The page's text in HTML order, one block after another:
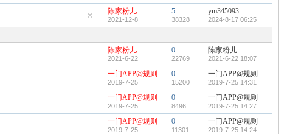
陈家粉儿
2021-12-8
5
38328
ym345093
2024-8-17 06:25
陈家粉儿
2021-6-22
0
22769
陈家粉儿
2021-6-22 18:07
一门APP@规则
2019-7-25
0
15200
一门APP@规则
2019-7-25 14:31
一门APP@规则
2019-7-25
0
8496
一门APP@规则
2019-7-25 14:27
一门APP@规则
2019-7-25
0
11301
一门APP@规则
2019-7-25 14:24